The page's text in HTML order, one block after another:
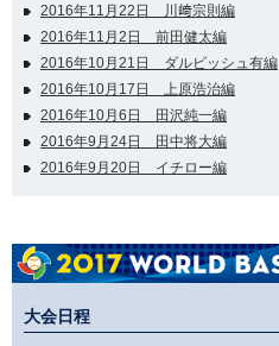
2016年11月22日 川﨑宗則編
2016年11月2日 前田健太編
2016年10月21日 ダルビッシュ有編
2016年10月17日 上原浩治編
2016年10月6日 田沢純一編
2016年9月24日 田中将大編
2016年9月20日 イチロー編
大会日程